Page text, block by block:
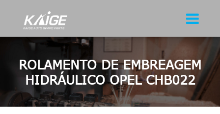
ROLAMENTO DE EMBREAGEM
HIDRÁULICO OPEL CHB022